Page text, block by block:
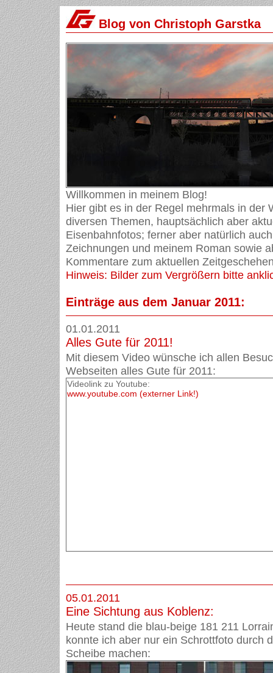
Blog von Christoph Garstka
Willkommen in meinem Blog!
Hier gibt es in der Regel mehrmals in der
diversen Themen, hauptsächlich aber
Eisenbahnfotos; ferner aber natürlich
Zeichnungen und meinem Roman sowie
Kommentare zum aktuellen
Hinweis: Bilder zum Vergrößern bitte
Einträge aus dem Januar 2011:
01.01.2011
Alles Gute für 2011!
Mit diesem Video wünsche ich allen
Webseiten alles Gute für 2011:
Videolink zu Youtube:
www.youtube.com (externer Link!)
05.01.2011
Eine Sichtung aus Koblenz:
Heute stand die blau-beige 181 211
konnte ich aber nur ein Schrottfoto durch
Scheibe machen: